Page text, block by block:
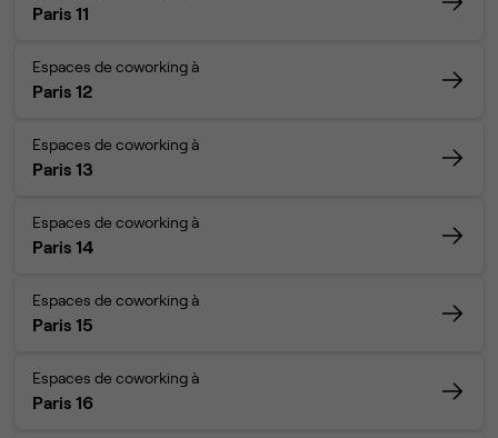
Paris 11
Espaces de coworking à
Paris 12
Espaces de coworking à
Paris 13
Espaces de coworking à
Paris 14
Espaces de coworking à
Paris 15
Espaces de coworking à
Paris 16